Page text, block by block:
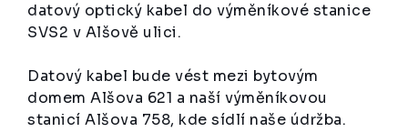
datový optický kabel do výměníkové stanice
SVS2 v Alšově ulici.
Datový kabel bude vést mezi bytovým
domem Alšova 621 a naší výměníkovou
stanicí Alšova 758, kde sídlí naše údržba.